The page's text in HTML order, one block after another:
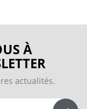
À
actualités.